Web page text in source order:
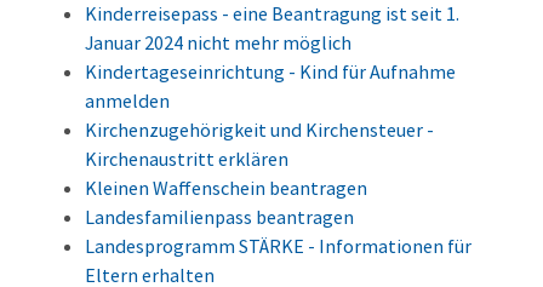
Kinderreisepass - eine Beantragung ist seit 1.
Januar 2024 nicht mehr möglich
Kindertageseinrichtung - Kind für Aufnahme
anmelden
Kirchenzugehörigkeit und Kirchensteuer -
Kirchenaustritt erklären
Kleinen Waffenschein beantragen
Landesfamilienpass beantragen
Landesprogramm STÄRKE - Informationen für
Eltern erhalten